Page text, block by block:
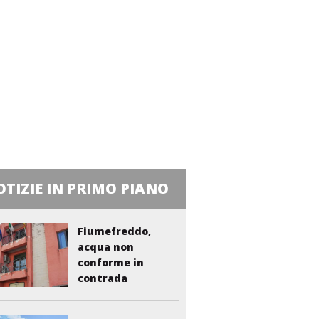
IN PRIMO PIANO
Fiumefreddo,
acqua non
conforme in
contrada